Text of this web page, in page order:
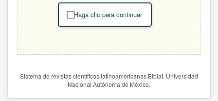
Haga clic para continuar
Sistema de revistas científicas latinoamericanas Biblat. Universidad
Nacional Autónoma de México.